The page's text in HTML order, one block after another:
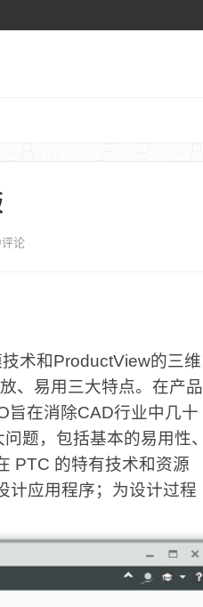
评论
术和ProductView的三维
、易用三大特点。在产品
旨在消除CAD行业中几十
题，包括基本的易用性、
PTC 的特有技术和资源
计应用程序；为设计过程